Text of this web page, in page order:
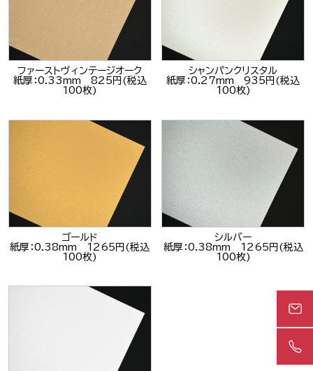
ファーストヴィンテージオーク
紙厚：0.33mm 825円(税込
100枚)
シャンパンクリスタル
紙厚：0.27mm 935円(税込
100枚)
ゴールド
紙厚：0.38mm 1265円(税込
100枚)
シルバー
紙厚：0.38mm 1265円(税込
100枚)